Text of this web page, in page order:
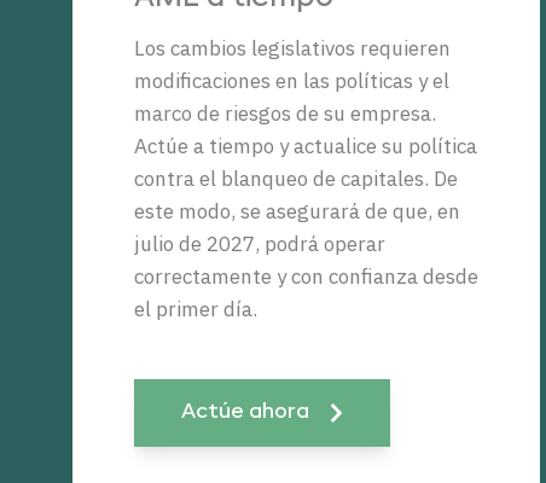
Los cambios legislativos requieren
modificaciones en las políticas y el
marco de riesgos de su empresa.
Actúe a tiempo y actualice su política
contra el blanqueo de capitales. De
este modo, se asegurará de que, en
julio de 2027, podrá operar
correctamente y con confianza desde
el primer día.
Actúe ahora